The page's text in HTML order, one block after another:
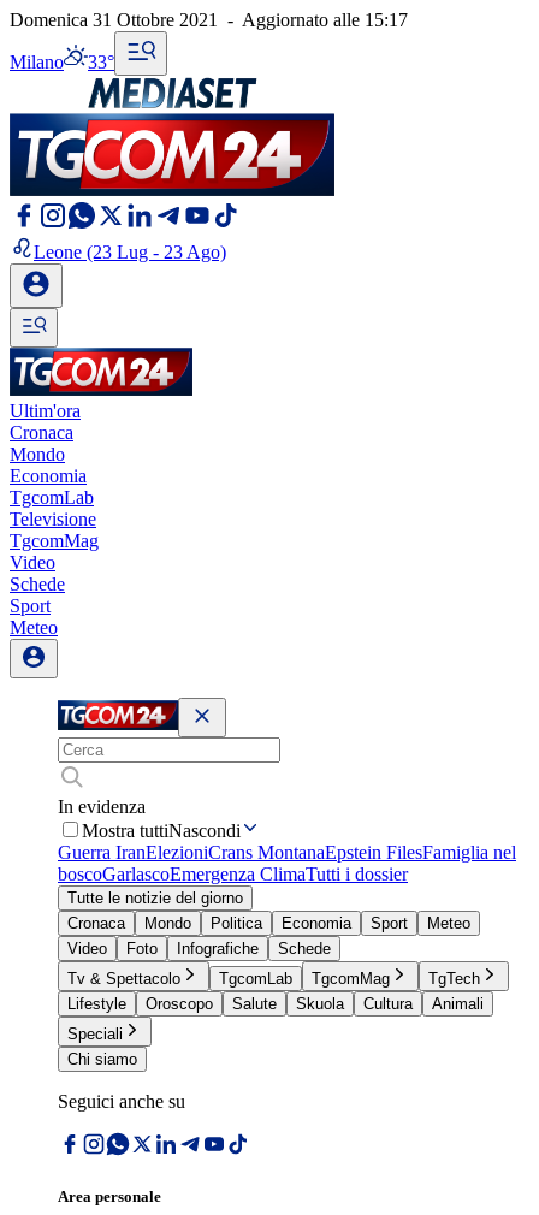
Domenica 31 Ottobre 2021 - Aggiornato alle 15:17
Milano 33°
Leone (23 Lug - 23 Ago)
Ultim'ora
Cronaca
Mondo
Economia
TgcomLab
Televisione
TgcomMag
Video
Schede
Sport
Meteo
In evidenza
Mostra tuttiNascondi
Guerra IranElezioniCrans MontanaEpstein FilesFamiglia nel
boscoGarlascoEmergenza ClimaTutti i dossier
Tutte le notizie del giorno
Cronaca
Mondo Politica Economia Sport
Meteo
Video
Foto Infografiche
Schede
Tv & Spettacolo
TgcomLab TgcomMag
TgTech
Lifestyle
Oroscopo Salute Skuola Cultura
Animali
Speciali
Chi siamo
Seguici anche su
Area personale